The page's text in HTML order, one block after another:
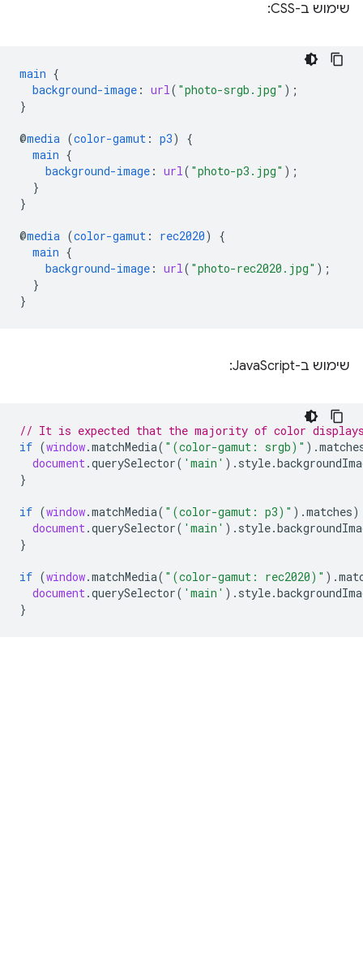
שימוש ב-CSS:
main {
background-image : url( "photo-srgb.jpg" );
}
@media (color-gamut : p3)
{
main {
background-image : url( "photo-p3.jpg" );
}
}
@media (color-gamut : rec2020)
{
main {
background-image : url( "photo-rec2020.jpg" );
}
}
שימוש ב-JavaScript:
// It is expected that the majority of color
if (window.matchMedia( "(color-gamut: srgb)" ).
document.querySelector( 'main' ). style.
}
if (window.matchMedia( "(color-gamut: p3)" ).matches)
document.querySelector( 'main' ). style.
}
if (window.matchMedia( "(color-gamut: rec2020)" ).
document.querySelector( 'main' ). style.
}